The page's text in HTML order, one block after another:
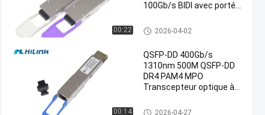
00:22
100Gb/s BIDI avec portée
100G
Module optique d'émetteur-réc
epteur
2026-04-02
00:14
QSFP-DD 400Gb/s
1310nm 500M QSFP-DD
DR4 PAM4 MPO
Transcepteur optique à
Module optique d'émetteur-réc
2026-04-27